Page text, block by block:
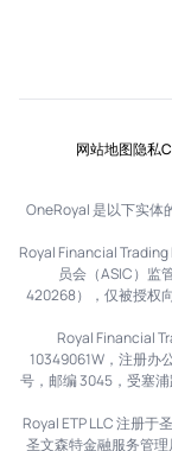
网站地图隐私
OneRoyal 是以下实体
Royal Financial
员会（ASIC）监
420268），仅被授权
Royal Financial
10349061W，注册办
号，邮编 3045，受塞
Royal ETP LLC 注册于
圣文森特金融服务管